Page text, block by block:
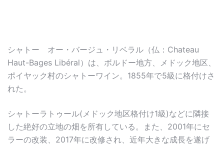
シャトー オー・バージュ・リベラル（仏：Chateau
Haut-Bages Libéral）は、ボルドー地方、メドック地区、
ポイヤック村のシャトーワイン。1855年で5級に格付けさ
れた。
シャトーラトゥール(メドック地区格付け1級)などに隣接
した絶好の立地の畑を所有している。また、2001年にセ
ラーの改装、2017年に改修され、近年大きな成長を遂げ